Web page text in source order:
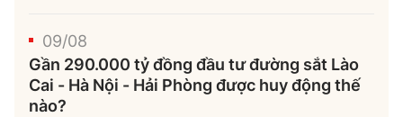
09/08
Gần 290.000 tỷ đồng đầu tư đường sắt Lào
Cai - Hà Nội - Hải Phòng được huy động thế
nào?